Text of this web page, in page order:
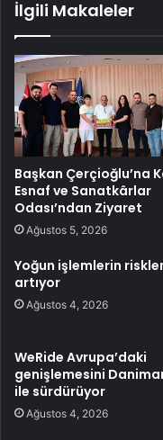
İlgili Makaleler
Başkan Çerçioğlu’na
Esnaf ve Sanatkârlar
Odası’ndan Ziyaret
Ağustos 5, 2026
Yoğun işlemlerin
artıyor
Ağustos 4, 2026
WeRide Avrupa’daki
genişlemesini
ile sürdürüyor
Ağustos 4, 2026